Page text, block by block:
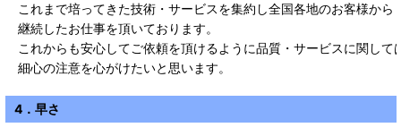
これまで培ってきた技術・サービスを集約し全国各地のお客様から
継続したお仕事を頂いております。
これからも安心してご依頼を頂けるように品質・サービスに関して
細心の注意を心がけたいと思います。
4．早さ